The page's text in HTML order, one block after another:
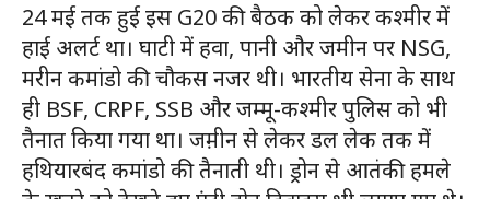
24 मई तक हुई इस G20 की बैठक को लेकर कश्मीर में
हाई अलर्ट था। घाटी में हवा, पानी और जमीन पर NSG,
मरीन कमांडो की चौकस नजर थी। भारतीय सेना के साथ
ही BSF, CRPF, SSB और जम्मू-कश्मीर पुलिस को भी
तैनात किया गया था। जम़ीन से लेकर डल लेक तक में
हथियारबंद कमांडो की तैनाती थी। ड्रोन से आतंकी हमले